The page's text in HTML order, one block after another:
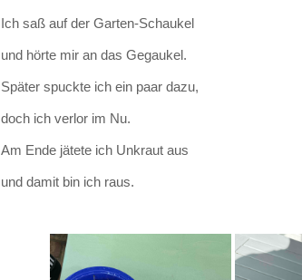
Ich saß auf der Garten-Schaukel
und hörte mir an das Gegaukel.
Später spuckte ich ein paar dazu,
doch ich verlor im Nu.
Am Ende jätete ich Unkraut aus
und damit bin ich raus.